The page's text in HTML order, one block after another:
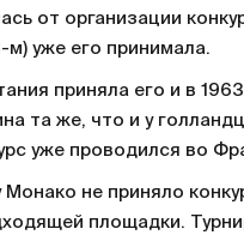
от организации
м) уже его принимала.
приняла его и в
та же, что и у
уже проводился во
не приняло
площадки.